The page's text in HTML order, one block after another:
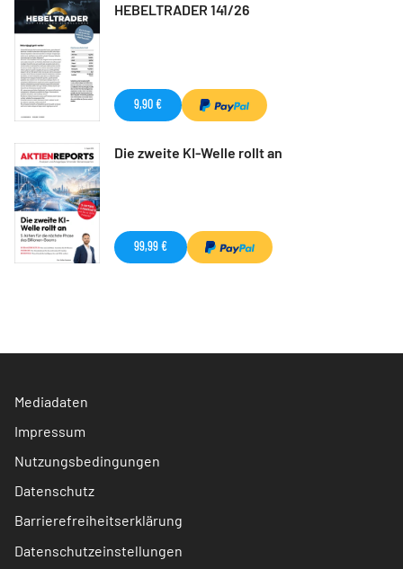
HEBELTRADER 141/26
9,90 €
Die zweite KI-Welle rollt an
99,99 €
Mediadaten
Impressum
Nutzungsbedingungen
Datenschutz
Barrierefreiheitserklärung
Datenschutzeinstellungen